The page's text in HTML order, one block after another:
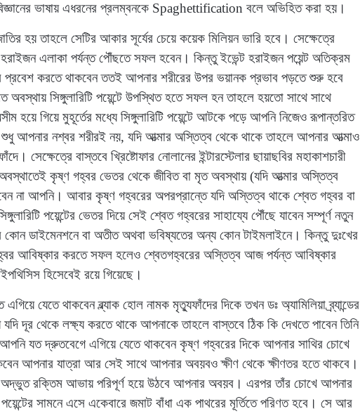
ভাষায় এধরনের প্রলম্বনকে Spaghettification বলে অভিহিত করা হয়।
হয় তাহলে সেটির আকার সূর্যের চেয়ে কয়েক মিলিয়ন ভারি হবে। সেক্ষেত্রে
এলাকা পর্যন্ত পৌঁছতে সফল হবেন। কিন্তু ইভেন্ট হরাইজন পয়েন্ট অতিক্রম
করতে থাকবেন ততই আপনার শরীরের উপর ভয়ানক প্রভাব পড়তে শুরু হবে
অবস্থায় সিঙ্গুলারিটি পয়েন্টে উপস্থিত হতে সফল হন তাহলে হয়তো সাথে সাথে
গিয়ে মুহূর্তের মধ্যে সিঙ্গুলারিটি পয়েন্টে আটকে পড়ে আপনি নিজেও রূপান্তরিত
আপনার নশ্বর শরীরই নয়, যদি আত্মার অস্তিত্ব থেকে থাকে তাহলে আপনার আত্মাও
সেক্ষেত্রে বাস্তবে খ্রিষ্টোফার নোলানের ইন্টারস্টেলার ছায়াছবির মহাকাশচারী
কৃষ্ণ গহ্বর ভেতর থেকে জীবিত বা মৃত অবস্থায় (যদি আত্মার অস্তিত্ব
না আপনি। আবার কৃষ্ণ গহ্বরের অপরপ্রান্তে যদি অস্তিত্ব থাকে শ্বেত গহ্বর বা
পয়েন্টের ভেতর দিয়ে সেই শ্বেত গহ্বরের সাহায্যে পৌঁছে যাবেন সম্পূর্ণ নতুন
কোন ডাইমেনশনে বা অতীত অথবা ভবিষ্যতের অন্য কোন টাইমলাইনে। কিন্তু দুঃখের
আবিষ্কার করতে সফল হলেও শ্বেতগহ্বরের অস্তিত্ব আজ পর্যন্ত আবিষ্কার
হিসেবেই রয়ে গিয়েছে।
যেতে থাকবেন ব্ল্যাক হোল নামক মৃত্যুফাঁদের দিকে তখন ডঃ অ্যামিলিয়া ব্র্যান্ডের
দূর থেকে লক্ষ্য করতে থাকে আপনাকে তাহলে বাস্তবে ঠিক কি দেখতে পাবেন তিনি
যত দ্রুতবেগে এগিয়ে যেতে থাকবেন কৃষ্ণ গহ্বরের দিকে আপনার সাথির চোখে
আপনার যাত্রা আর সেই সাথে আপনার অবয়বও ক্ষীণ থেকে ক্ষীণতর হতে থাকবে।
রক্তিম আভায় পরিপূর্ণ হয়ে উঠবে আপনার অবয়ব। এরপর তাঁর চোখে আপনার
সামনে এসে একেবারে জমাট বাঁধা এক পাথরের মূর্তিতে পরিণত হবে। সে আর